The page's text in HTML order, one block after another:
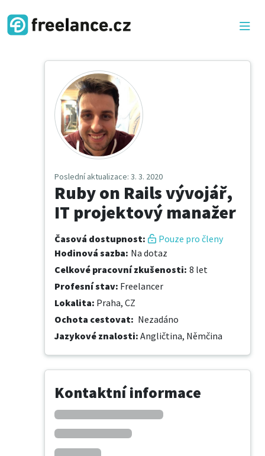
Poslední aktualizace: 3. 3. 2020
Ruby on Rails vývojář,
IT projektový manažer
Časová dostupnost:
Pouze pro členy
Hodinová sazba: Na dotaz
Celkové pracovní zkušenosti: 8 let
Profesní stav: Freelancer
Lokalita: Praha, CZ
Ochota cestovat: Nezadáno
Jazykové znalosti: Angličtina, Němčina
Kontaktní informace